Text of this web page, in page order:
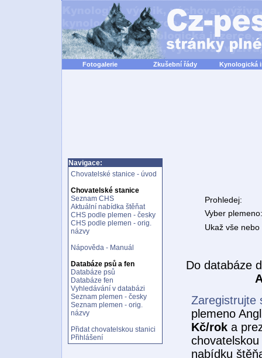
Fotogalerie Zkušební řády Kynologická
Navigace:
Chovatelské stanice - úvod
Chovatelské stanice
Seznam CHS
Aktuální nabídka štěňat
CHS podle plemen - česky
CHS podle plemen - orig.
názvy
Nápověda - Manuál
Databáze psů a fen
Databáze psů
Databáze fen
Vyhledávání v databázi
Seznam plemen - česky
Seznam plemen - orig.
názvy
Přidat chovatelskou stanici
Přihlášení
Prohledej:
Vyber plemeno:
Ukaž vše
Do databáze
Zaregistrujte
plemeno
Kč/rok a
nabídku